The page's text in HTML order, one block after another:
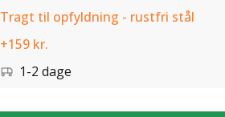
Tragt til opfyldning - rustfri stål
+159 kr.
1-2 dage